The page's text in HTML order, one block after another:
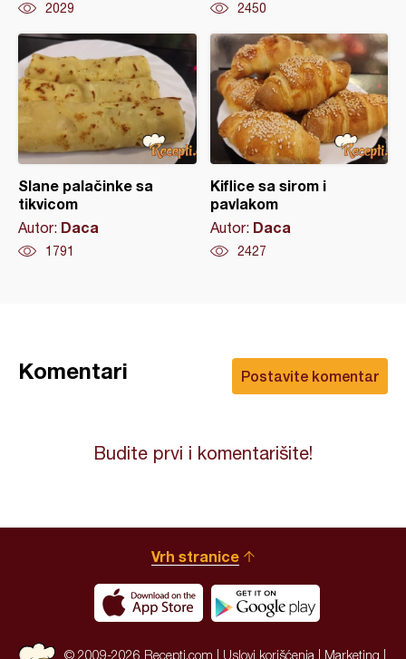
2029 2450
Slane palačinke sa
tikvicom
Autor: Daca
1791
Kiflice sa sirom i
pavlakom
Autor: Daca
2427
Postavite komentar
Komentari
Budite prvi i komentarišite!
Vrh stranice
© 2009-2026 Recepti.com | Uslovi korišćenja Marketing